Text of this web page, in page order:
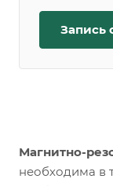
Запись
Магнитно-
необходима в